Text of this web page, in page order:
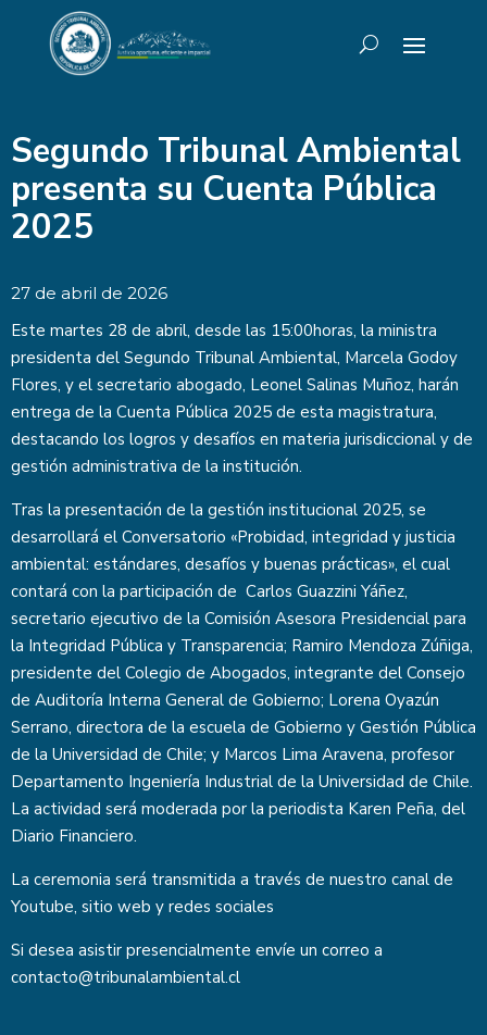
Segundo Tribunal Ambiental
presenta su Cuenta Pública
2025
27 de abril de 2026
Este martes 28 de abril, desde las 15:00horas, la ministra
presidenta del Segundo Tribunal Ambiental, Marcela Godoy
Flores, y el secretario abogado, Leonel Salinas Muñoz, harán
entrega de la Cuenta Pública 2025 de esta magistratura,
destacando los logros y desafíos en materia jurisdiccional y de
gestión administrativa de la institución.
Tras la presentación de la gestión institucional 2025, se
desarrollará el Conversatorio «Probidad, integridad y justicia
ambiental: estándares, desafíos y buenas prácticas», el cual
contará con la participación de Carlos Guazzini Yáñez,
secretario ejecutivo de la Comisión Asesora Presidencial para
la Integridad Pública y Transparencia; Ramiro Mendoza Zúñiga,
presidente del Colegio de Abogados, integrante del Consejo
de Auditoría Interna General de Gobierno; Lorena Oyazún
Serrano, directora de la escuela de Gobierno y Gestión Pública
de la Universidad de Chile; y Marcos Lima Aravena, profesor
Departamento Ingeniería Industrial de la Universidad de Chile.
La actividad será moderada por la periodista Karen Peña, del
Diario Financiero.
La ceremonia será transmitida a través de nuestro canal de
Youtube, sitio web y redes sociales
Si desea asistir presencialmente envíe un correo a
contacto@tribunalambiental.cl